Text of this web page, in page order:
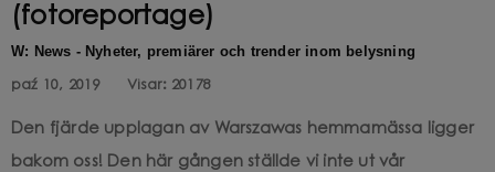
(fotoreportage)
W: News - Nyheter, premiärer och trender inom belysning
paź 10, 2019 Visar: 20178
Den fjärde upplagan av Warszawas hemmamässa ligger
bakom oss! Den här gången ställde vi inte ut vår